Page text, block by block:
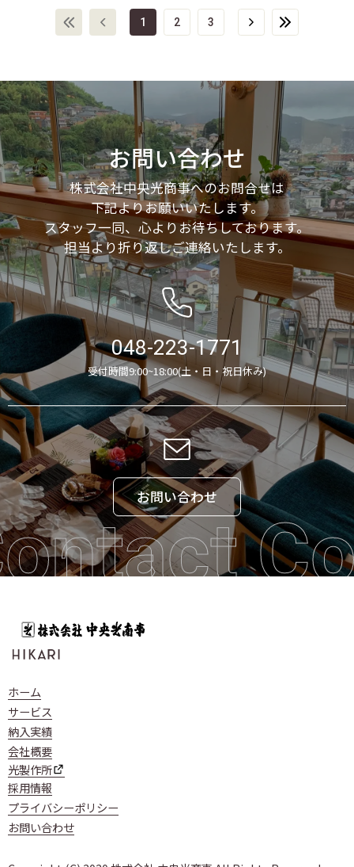
1 2 3
お問い合わせ
株式会社中央光商事へのお問合せは
下記よりお願いいたします。
スタッフ一同、心よりお待ちしております。
担当より折り返しご連絡いたします。
048-223-1771
受付時間9:00~18:00(土・日・祝日休み)
お問い合わせ
ホーム
サービス
納入実績
会社概要
光製作所
採用情報
プライバシーポリシー
お問い合わせ